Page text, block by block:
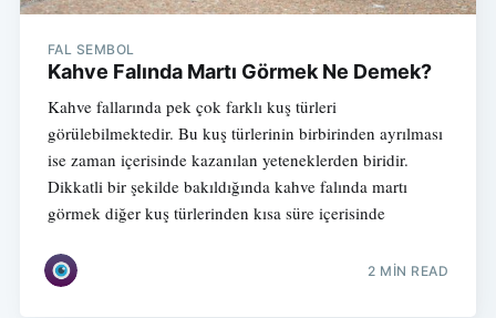
FAL SEMBOL
Kahve Falında Martı Görmek Ne Demek?
Kahve fallarında pek çok farklı kuş türleri
görülebilmektedir. Bu kuş türlerinin birbirinden ayrılması
ise zaman içerisinde kazanılan yeteneklerden biridir.
Dikkatli bir şekilde bakıldığında kahve falında martı
görmek diğer kuş türlerinden kısa süre içerisinde
2 MIN READ